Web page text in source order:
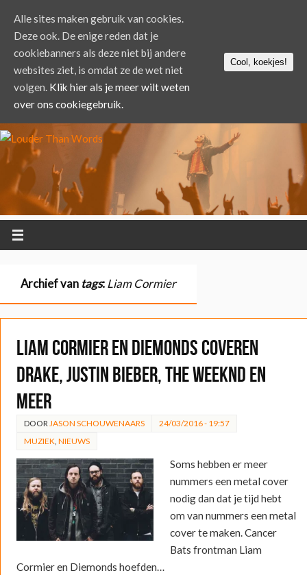
Archief van tags:Liam Cormier
Liam Cormier en Diemonds coveren
Drake, Justin Bieber, The Weeknd en
meer
DOOR JASON SCHOUWENAARS
24/03/2016 - 19:57
MUZIEK NIEUWS
Soms hebben er meer
nummers een metal cover
nodig dan dat je tijd hebt
om van nummers een metal
cover te maken. Cancer
Bats frontman Liam
Cormier en Diemonds hoefden…
Alle sites maken gebruik van cookies.
Deze ook. De enige reden dat je
cookiebanners als deze niet bij andere
websites ziet, is omdat ze de wet niet
volgen. Klik hier als je meer wilt weten
over ons cookiegebruik.
Cool, koekjes!